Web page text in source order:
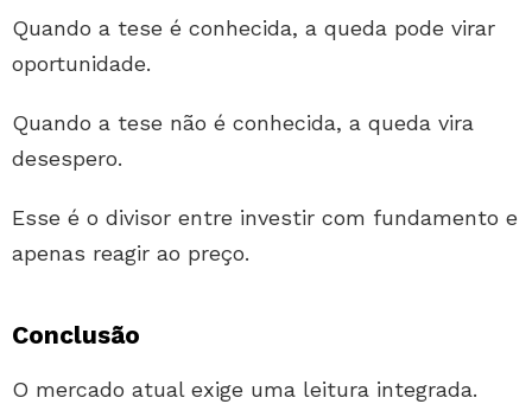
Quando a tese é conhecida, a queda pode virar
oportunidade.
Quando a tese não é conhecida, a queda vira
desespero.
Esse é o divisor entre investir com fundamento e
apenas reagir ao preço.
Conclusão
O mercado atual exige uma leitura integrada.